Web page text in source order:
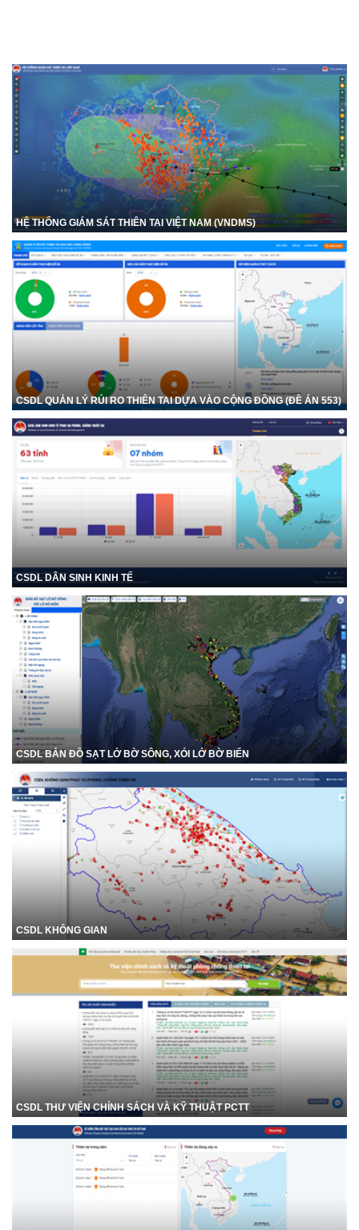
HỆ THỐNG GIÁM SÁT THIÊN TAI VIỆT NAM (VNDMS)
CSDL QUẢN LÝ RỦI RO THIÊN TAI DỰA VÀO CỘNG ĐỒNG (ĐỀ ÁN 553)
CSDL DÂN SINH KINH TẾ
CSDL BẢN ĐỒ SẠT LỞ BỜ SÔNG, XÓI LỞ BỜ BIỂN
CSDL KHÔNG GIAN
CSDL THƯ VIỆN CHÍNH SÁCH VÀ KỸ THUẬT PCTT